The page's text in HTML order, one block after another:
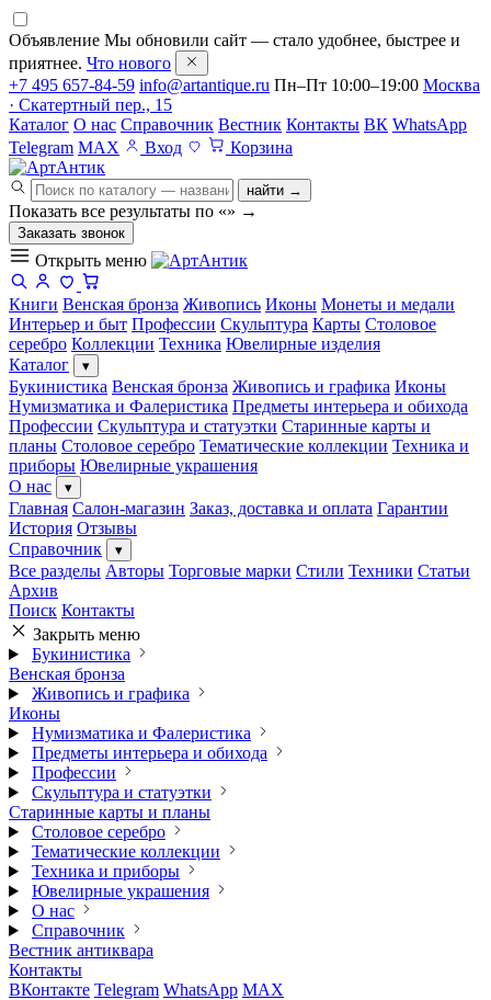
Объявление Мы обновили сайт — стало удобнее, быстрее и
приятнее. Что нового
+7 495 657-84-59 info@artantique.ru Пн–Пт 10:00–19:00 Москва
· Скатертный пер., 15
Каталог О нас Справочник Вестник Контакты ВК WhatsApp
Telegram MAX Вход Корзина
найти →
Показать все результаты по «» →
Заказать звонок
Открыть меню
Книги Венская бронза Живопись Иконы Монеты и медали
Интерьер и быт Профессии Скульптура Карты Столовое
серебро Коллекции Техника Ювелирные изделия
Каталог
▾
Букинистика Венская бронза Живопись и графика Иконы
Нумизматика и Фалеристика Предметы интерьера и обихода
Профессии Скульптура и статуэтки Старинные карты и
планы Столовое серебро Тематические коллекции Техника и
приборы Ювелирные украшения
О нас
▾
Главная Салон-магазин Заказ, доставка и оплата Гарантии
История Отзывы
Справочник
▾
Все разделы Авторы Торговые марки Стили Техники Статьи
Архив
Поиск Контакты
Закрыть меню
Букинистика
Венская бронза
Живопись и графика
Иконы
Нумизматика и Фалеристика
Предметы интерьера и обихода
Профессии
Скульптура и статуэтки
Старинные карты и планы
Столовое серебро
Тематические коллекции
Техника и приборы
Ювелирные украшения
О нас
Справочник
Вестник антиквара
Контакты
ВКонтакте Telegram WhatsApp MAX